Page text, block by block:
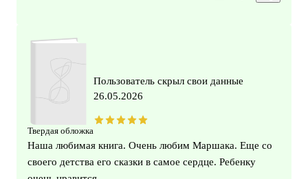
Твердая обложка
Пользователь скрыл свои данные
26.05.2026
Наша любимая книга. Очень любим Маршака. Еще со
своего детства его сказки в самое сердце. Ребенку